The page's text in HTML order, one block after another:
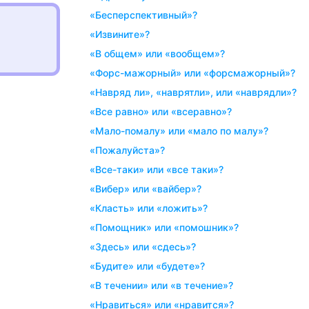
«бесперспективный»?
«извините»?
«в общем» или «вообщем»?
«форс-мажорный» или «форсмажорный»?
«навряд ли», «наврятли», или «наврядли»?
«все равно» или «всеравно»?
«мало-помалу» или «мало по малу»?
«пожалуйста»?
«все-таки» или «все таки»?
«вибер» или «вайбер»?
«класть» или «ложить»?
«помощник» или «помошник»?
«здесь» или «сдесь»?
«будите» или «будете»?
«в течении» или «в течение»?
«нравиться» или «нравится»?